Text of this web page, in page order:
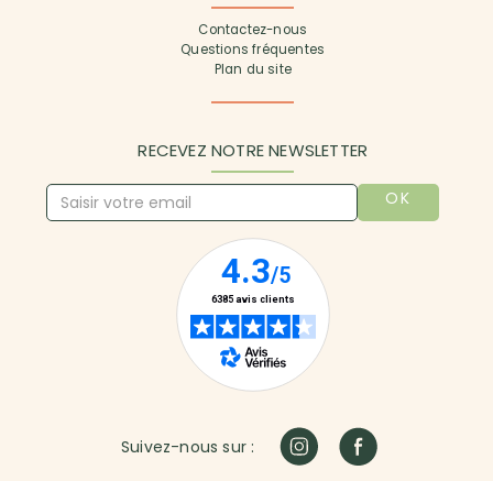
Contactez-nous
Questions fréquentes
Plan du site
RECEVEZ NOTRE NEWSLETTER
OK
Suivez-nous sur :